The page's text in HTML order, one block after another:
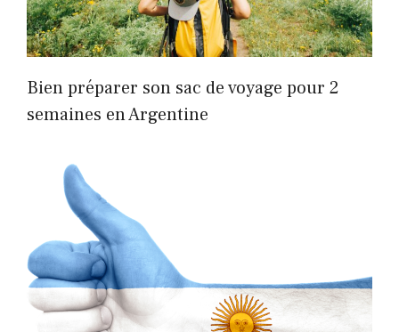
Bien préparer son sac de voyage pour 2
semaines en Argentine